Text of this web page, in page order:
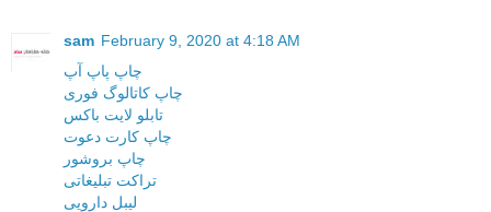
sam February 9, 2020 at 4:18 AM
چاپ پاپ آپ
چاپ کاتالوگ فوری
تابلو لایت باکس
چاپ کارت دعوت
چاپ بروشور
تراکت تبلیغاتی
لیبل دارویی